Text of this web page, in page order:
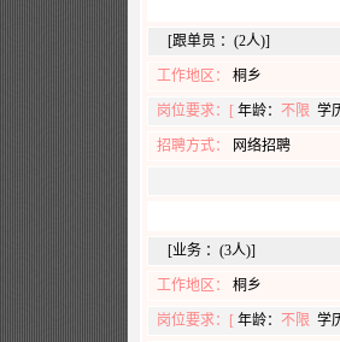
[跟单员 ：(2人)]
工作地区： 桐乡
岗位要求：[ 年龄： 不限 学
招聘方式： 网络招聘
[业务 ：(3人)]
工作地区： 桐乡
岗位要求：[ 年龄： 不限 学